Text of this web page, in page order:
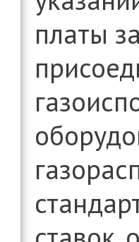
платы